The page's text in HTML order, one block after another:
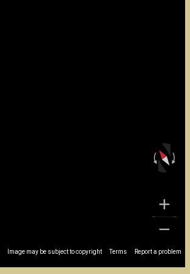
Image may be subject to copyright Terms Report a problem